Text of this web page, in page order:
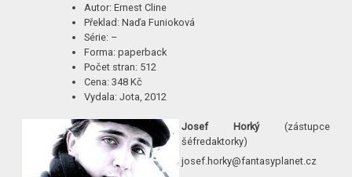
Autor: Ernest Cline
Překlad: Naďa Funioková
Série: –
Forma: paperback
Počet stran: 512
Cena: 348 Kč
Vydala: Jota, 2012
Josef Horký(zástupce
šéfredaktorky)
josef.horky@fan­tasyplanet.cz